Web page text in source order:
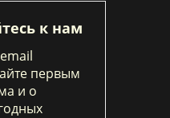
к нам
первым
и о